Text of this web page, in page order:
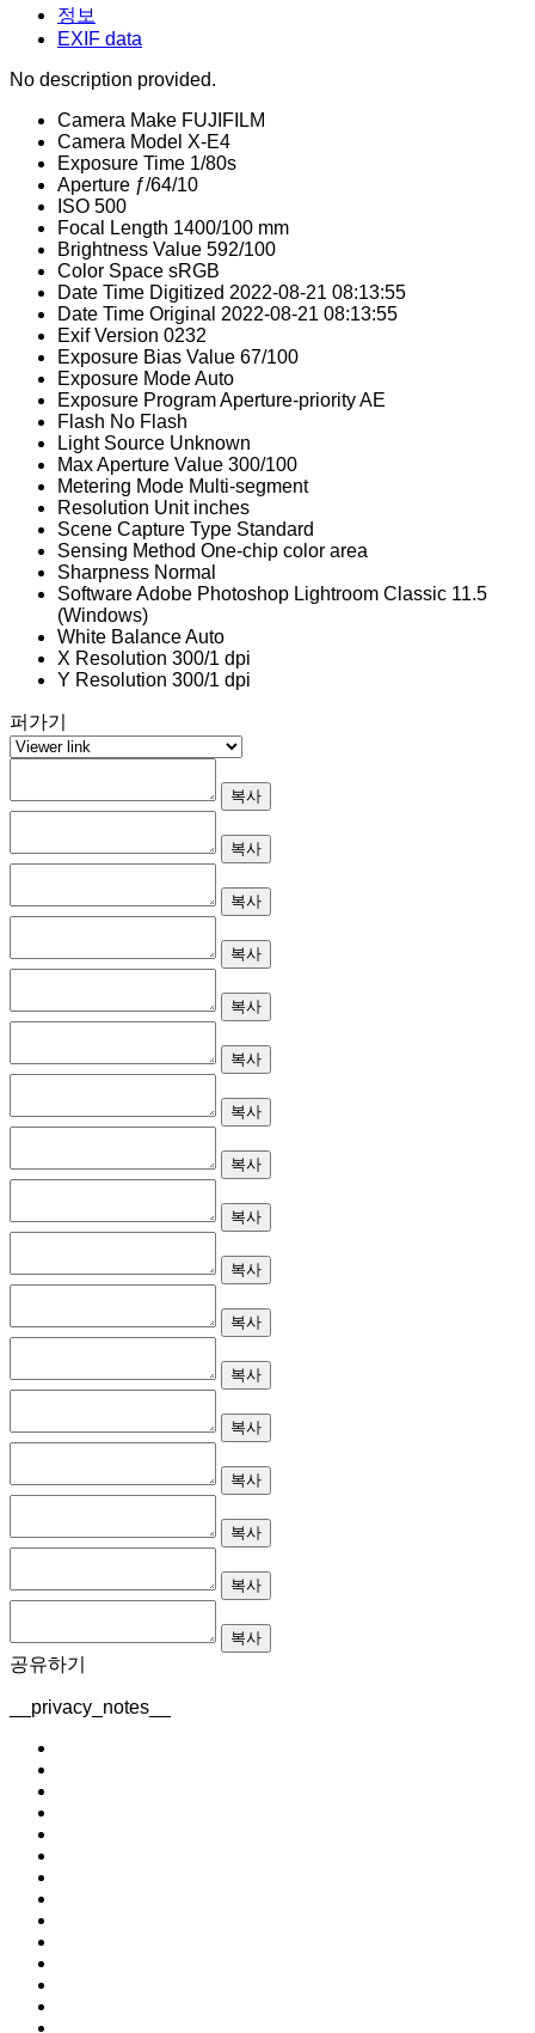
정보
EXIF data
No description provided.
Camera Make FUJIFILM
Camera Model X-E4
Exposure Time 1/80s
Aperture ƒ/64/10
ISO 500
Focal Length 1400/100 mm
Brightness Value 592/100
Color Space sRGB
Date Time Digitized 2022-08-21 08:13:55
Date Time Original 2022-08-21 08:13:55
Exif Version 0232
Exposure Bias Value 67/100
Exposure ModeAuto
Exposure ProgramAperture-priority AE
Flash No Flash
Light Source Unknown
Max Aperture Value 300/100
Metering Mode Multi-segment
Resolution Unit inches
Scene Capture Type Standard
Sensing Method One-chip color area
Sharpness Normal
SoftwareAdobe Photoshop Lightroom Classic 11.5
(Windows)
White BalanceAuto
X Resolution 300/1 dpi
Y Resolution 300/1 dpi
퍼가기
복사
복사
복사
복사
복사
복사
복사
복사
복사
복사
복사
복사
복사
복사
복사
복사
복사
공유하기
__privacy_notes__